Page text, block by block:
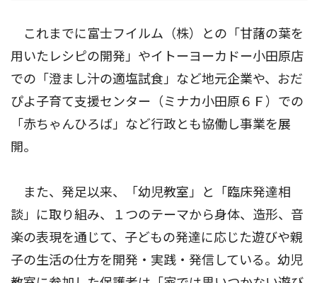
これまでに富士フイルム（株）との「甘藷の葉を
用いたレシピの開発」やイトーヨーカドー小田原店
での「澄まし汁の適塩試食」など地元企業や、おだ
ぴよ子育て支援センター（ミナカ小田原６Ｆ）での
「赤ちゃんひろば」など行政とも協働し事業を展
開。
また、発足以来、「幼児教室」と「臨床発達相
談」に取り組み、１つのテーマから身体、造形、音
楽の表現を通じて、子どもの発達に応じた遊びや親
子の生活の仕方を開発・実践・発信している。幼児